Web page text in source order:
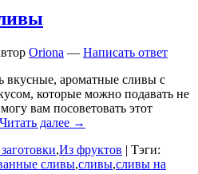
Oriona — Написать ответ
вкусные, ароматные сливы с
которые можно подавать не
вам посоветовать этот
Читать далее →
,Из фруктов | Тэги:
сливы,сливы,сливы на